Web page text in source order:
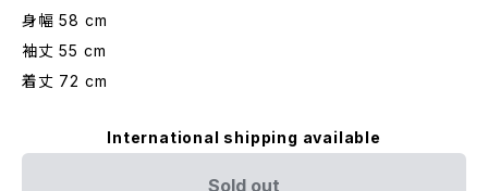
身幅 58 cm
袖丈 55 cm
着丈 72 cm
International shipping available
Sold out